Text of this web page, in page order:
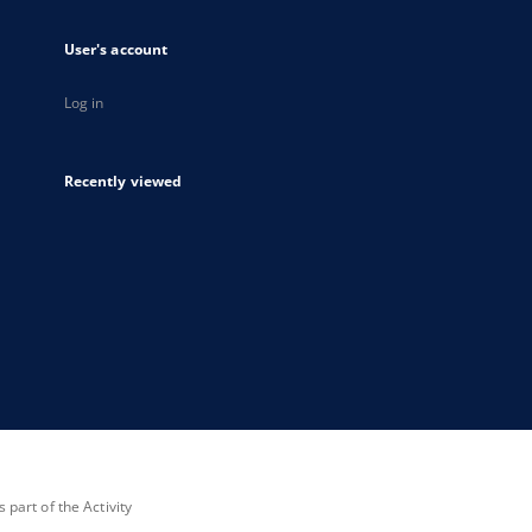
User's account
Log in
Recently viewed
part of the Activity